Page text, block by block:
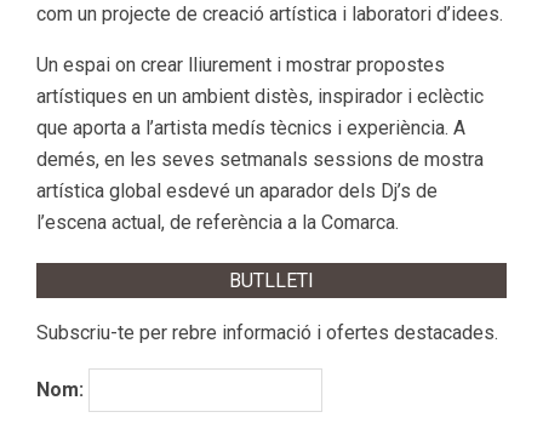
com un projecte de creació artística i laboratori d’idees.
Un espai on crear lliurement i mostrar propostes
artístiques en un ambient distès, inspirador i eclèctic
que aporta a l’artista medís tècnics i experiència. A
demés, en les seves setmanals sessions de mostra
artística global esdevé un aparador dels Dj’s de
l’escena actual, de referència a la Comarca.
BUTLLETI
Subscriu-te per rebre informació i ofertes destacades.
Nom: